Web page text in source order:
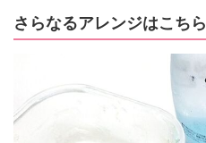
さらなるアレンジはこちら